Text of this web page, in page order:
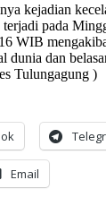
kejadian
pada
WIB
dunia dan
Tulungagung )
Email